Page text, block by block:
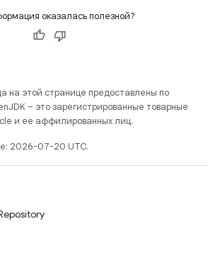
оказалась полезной?
на этой странице предоставлены по
– это зарегистрированные товарные
и ее аффилированных лиц.
2026-07-20 UTC.